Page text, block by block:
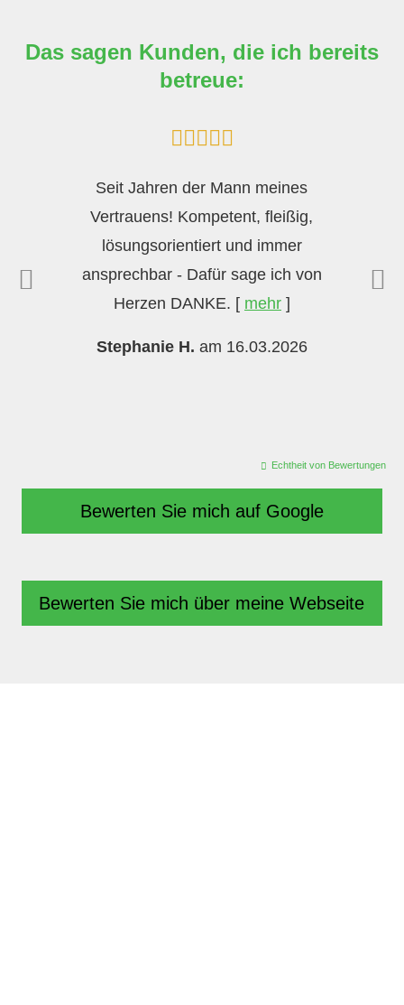
Das sagen Kunden, die ich bereits
betreue:
Seit Jahren der Mann meines
Vertrauens! Kompetent, fleißig,
lösungsorientiert und immer
ansprechbar - Dafür sage ich von
Herzen DANKE. [ mehr]
Stephanie H. am 16.03.2026
Echtheit von Bewertungen
Bewerten Sie mich auf Google
Bewerten Sie mich über meine Webseite